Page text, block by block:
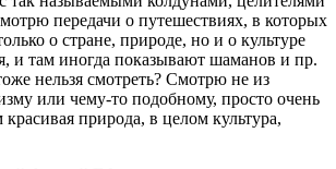
передачи о путешествиях, в которых
о стране, природе, но и о культуре
и там иногда показывают шаманов и пр.
нельзя смотреть? Смотрю не из
или чему-то подобному, просто очень
красивая природа, в целом культура,